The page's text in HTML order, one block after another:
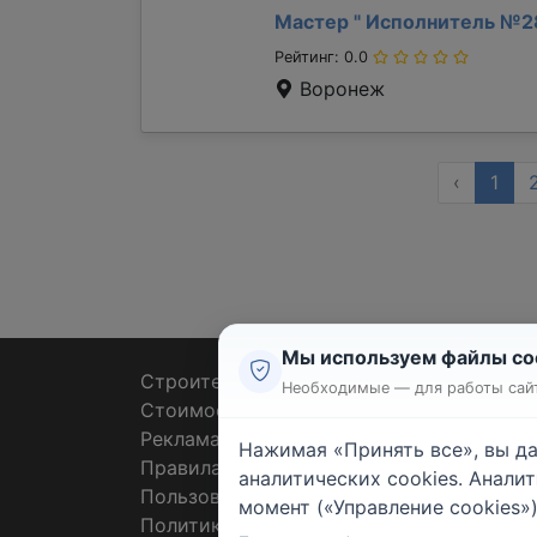
Мастер " Исполнитель
Рейтинг: 0.0
Воронеж
‹ 1
Строительные тендеры
Стоимость работ
Реклама
Правила
Пользовательское соглашение
Политика конфиденциальности
Мы используем файлы
Необходимые — для работы
Нажимая «Принять все», вы
аналитических cookies.
момент («Управление